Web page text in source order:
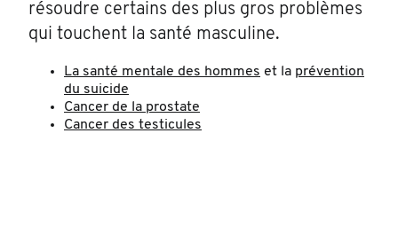
résoudre certains des plus gros problèmes
qui touchent la santé masculine.
La santé mentale des hommes et la prévention
du suicide
Cancer de la prostate
Cancer des testicules